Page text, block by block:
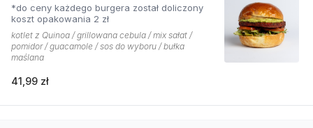
*do ceny każdego burgera został doliczony
koszt opakowania 2 zł
kotlet z Quinoa / grillowana cebula / mix sałat /
pomidor / guacamole / sos do wyboru / bułka
maślana
41,99 zł